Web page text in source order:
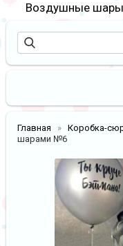
Воздушные шары
Главная Коробка-
шарами №6